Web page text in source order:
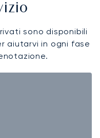
sono disponibili
aiutarvi in ogni fase